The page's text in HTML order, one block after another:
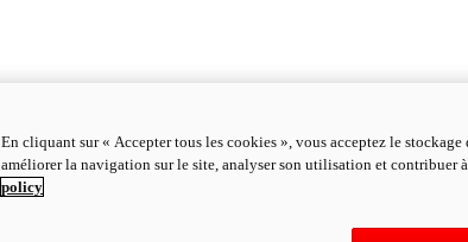
En cliquant sur « Accepter tous les cookies », vous acceptez le
améliorer la navigation sur le site, analyser son utilisation et contribuer
policy